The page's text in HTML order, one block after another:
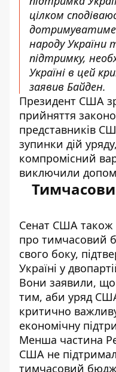
цілком
народу України
підтримку,
Україні в цей
заявив Байден.
Президент США
прийняття
представників
зупинки дій
компромісний
виключили
Сенат США також
про тимчасовий
свого боку,
Україні у
Вони заявили,
тим, аби уряд
критично
економічну
Менша частина
США не
тимчасовий